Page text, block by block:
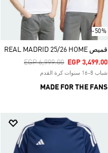
-50%
قميص REAL MADRID 25/26 HOME
Price Reduced From
EGP 6,999.00ToEGP 3,499.00
شباب 8-16 سنوات كرة القدم
MADE FOR THE FANS